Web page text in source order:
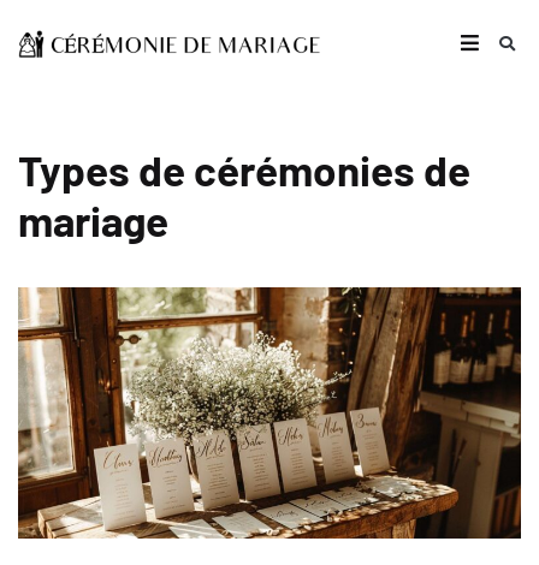
Types de cérémonies de
mariage